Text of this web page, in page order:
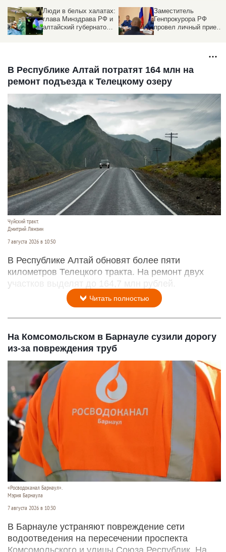
Люди в белых халатах:
глава Минздрава РФ и
алтайский губернатор
Заместитель
Генпрокурора РФ
провел личный прием
В Республике Алтай потратят 164 млн на
ремонт подъезда к Телецкому озеру
Чуйский тракт.
Дмитрий Лямзин
7 августа 2026 в 10:50
В Республике Алтай обновят более пяти
километров Телецкого тракта. На ремонт двух
участков выделят до 164,7 млн рублей.
Читать полностью
На Комсомольском в Барнауле сузили дорогу
из-за повреждения труб
«Росводоканал Барнаул».
Мэрия Барнаула
7 августа 2026 в 10:30
В Барнауле устраняют повреждение сети
водоотведения на пересечении проспекта